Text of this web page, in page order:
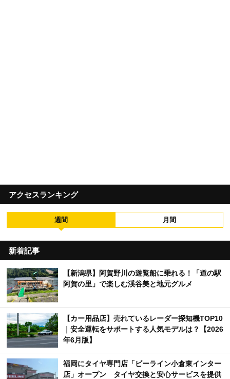
アクセスランキング
週間 月間
新着記事
【新潟県】阿賀野川の遊覧船に乗れる！「道の駅
阿賀の里」で楽しむ渓谷美と地元グルメ
【カー用品店】売れているレーダー探知機TOP10
｜安全運転をサポートする人気モデルは？【2026
年6月版】
福岡にタイヤ専門店「ビーライン小倉東インター
店」オープン タイヤ交換と安心サービスを提供